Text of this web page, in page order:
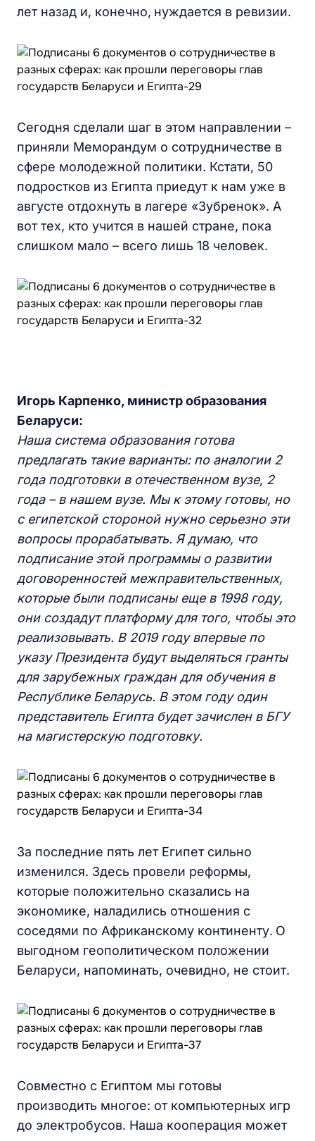
лет назад и, конечно, нуждается в ревизии.
Сегодня сделали шаг в этом направлении –
приняли Меморандум о сотрудничестве в
сфере молодежной политики. Кстати, 50
подростков из Египта приедут к нам уже в
августе отдохнуть в лагере «Зубренок». А
вот тех, кто учится в нашей стране, пока
слишком мало – всего лишь 18 человек.
Игорь Карпенко, министр образования
Беларуси:
Наша система образования готова
предлагать такие варианты: по аналогии 2
года подготовки в отечественном вузе, 2
года – в нашем вузе. Мы к этому готовы, но
с египетской стороной нужно серьезно эти
вопросы прорабатывать. Я думаю, что
подписание этой программы о развитии
договоренностей межправительственных,
которые были подписаны еще в 1998 году,
они создадут платформу для того, чтобы это
реализовывать. В 2019 году впервые по
указу Президента будут выделяться гранты
для зарубежных граждан для обучения в
Республике Беларусь. В этом году один
представитель Египта будет зачислен в БГУ
на магистерскую подготовку.
За последние пять лет Египет сильно
изменился. Здесь провели реформы,
которые положительно сказались на
экономике, наладились отношения с
соседями по Африканскому континенту. О
выгодном геополитическом положении
Беларуси, напоминать, очевидно, не стоит.
Совместно с Египтом мы готовы
производить многое: от компьютерных игр
до электробусов. Наша кооперация может